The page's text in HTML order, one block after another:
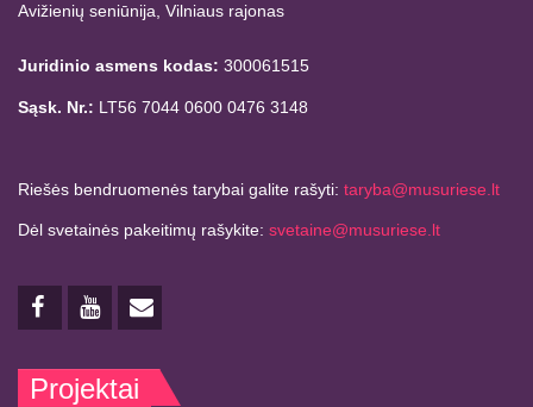
Avižienių seniūnija, Vilniaus rajonas
Juridinio asmens kodas: 300061515
Sąsk. Nr.: LT56 7044 0600 0476 3148
Riešės bendruomenės tarybai galite rašyti: taryba@musuriese.lt
Dėl svetainės pakeitimų rašykite: svetaine@musuriese.lt
Projektai